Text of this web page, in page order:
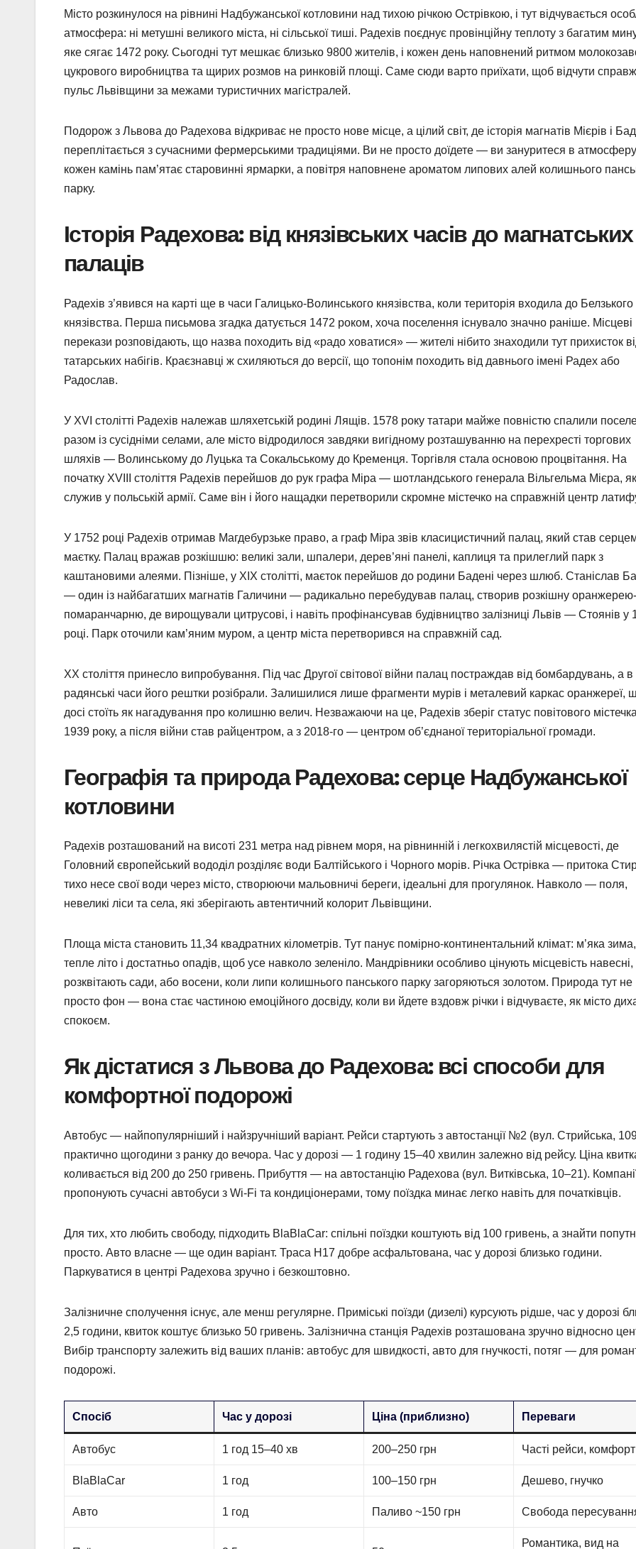
Місто розкинулося на рівнині Надбужанської котловини над тихою річкою Острівкою, і тут відчувається
атмосфера: ні метушні великого міста, ні сільської тиші. Радехів поєднує провінційну теплоту з багатим
яке сягає 1472 року. Сьогодні тут мешкає близько 9800 жителів, і кожен день наповнений ритмом
цукрового виробництва та щирих розмов на ринковій площі. Саме сюди варто приїхати, щоб відчути
пульс Львівщини за межами туристичних магістралей.
Подорож з Львова до Радехова відкриває не просто нове місце, а цілий світ, де історія магнатів Мієрів і
переплітається з сучасними фермерськими традиціями. Ви не просто доїдете — ви зануритеся в
кожен камінь пам’ятає старовинні ярмарки, а повітря наповнене ароматом липових алей колишнього
парку.
Історія Радехова: від князівських часів до магнатських
палаців
Радехів з’явився на карті ще в часи Галицько-Волинського князівства, коли територія входила до Белзького
князівства. Перша письмова згадка датується 1472 роком, хоча поселення існувало значно раніше. Місцеві
перекази розповідають, що назва походить від «радо ховатися» — жителі нібито знаходили тут прихисток
татарських набігів. Краєзнавці ж схиляються до версії, що топонім походить від давнього імені Радех або
Радослав.
У XVI столітті Радехів належав шляхетській родині Лящів. 1578 року татари майже повністю спалили
разом із сусідніми селами, але місто відродилося завдяки вигідному розташуванню на перехресті торгових
шляхів — Волинському до Луцька та Сокальському до Кременця. Торгівля стала основою процвітання. На
початку XVIII століття Радехів перейшов до рук графа Міра — шотландського генерала Вільгельма Мієра,
служив у польській армії. Саме він і його нащадки перетворили скромне містечко на справжній центр
У 1752 році Радехів отримав Магдебурзьке право, а граф Міра звів класицистичний палац, який став
маєтку. Палац вражав розкішшю: великі зали, шпалери, дерев’яні панелі, каплиця та прилеглий парк з
каштановими алеями. Пізніше, у XIX столітті, маєток перейшов до родини Бадені через шлюб. Станіслав
— один із найбагатших магнатів Галичини — радикально перебудував палац, створив розкішну оранжерею-
помаранчарню, де вирощували цитрусові, і навіть профінансував будівництво залізниці Львів — Стоянів у
році. Парк оточили кам’яним муром, а центр міста перетворився на справжній сад.
XX століття принесло випробування. Під час Другої світової війни палац постраждав від бомбардувань, а в
радянські часи його рештки розібрали. Залишилися лише фрагменти мурів і металевий каркас оранжереї,
досі стоїть як нагадування про колишню велич. Незважаючи на це, Радехів зберіг статус повітового
1939 року, а після війни став райцентром, а з 2018-го — центром об’єднаної територіальної громади.
Географія та природа Радехова: серце Надбужанської
котловини
Радехів розташований на висоті 231 метра над рівнем моря, на рівнинній і легкохвилястій місцевості, де
Головний європейський вододіл розділяє води Балтійського і Чорного морів. Річка Острівка — притока
тихо несе свої води через місто, створюючи мальовничі береги, ідеальні для прогулянок. Навколо — поля,
невеликі ліси та села, які зберігають автентичний колорит Львівщини.
Площа міста становить 11,34 квадратних кілометрів. Тут панує помірно-континентальний клімат: м’яка зима,
тепле літо і достатньо опадів, щоб усе навколо зеленіло. Мандрівники особливо цінують місцевість навесні,
розквітають сади, або восени, коли липи колишнього панського парку загоряються золотом. Природа тут не
просто фон — вона стає частиною емоційного досвіду, коли ви йдете вздовж річки і відчуваєте, як місто
спокоєм.
Як дістатися з Львова до Радехова: всі способи для
комфортної подорожі
Автобус — найпопулярніший і найзручніший варіант. Рейси стартують з автостанції №2 (вул. Стрийська,
практично щогодини з ранку до вечора. Час у дорозі — 1 годину 15–40 хвилин залежно від рейсу. Ціна
коливається від 200 до 250 гривень. Прибуття — на автостанцію Радехова (вул. Витківська, 10–21).
пропонують сучасні автобуси з Wi-Fi та кондиціонерами, тому поїздка минає легко навіть для початківців.
Для тих, хто любить свободу, підходить BlaBlaCar: спільні поїздки коштують від 100 гривень, а знайти
просто. Авто власне — ще один варіант. Траса Н17 добре асфальтована, час у дорозі близько години.
Паркуватися в центрі Радехова зручно і безкоштовно.
Залізничне сполучення існує, але менш регулярне. Приміські поїзди (дизелі) курсують рідше, час у дорозі
2,5 години, квиток коштує близько 50 гривень. Залізнична станція Радехів розташована зручно відносно
Вибір транспорту залежить від ваших планів: автобус для швидкості, авто для гнучкості, потяг — для
подорожі.
Спосіб Час у дорозі Ціна (приблизно) Переваги
Автобус 1 год 15–40 хв 200–250 грн Часті рейси, комфорт
BlaBlaCar 1 год 100–150 грн Дешево, гнучко
Авто 1 год Паливо ~150 грн Свобода
Романтика, вид на